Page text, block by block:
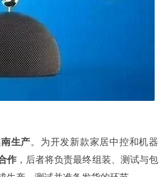
生产。为开发新款家居中控和机器
作，后者将负责最终组装、测试与包